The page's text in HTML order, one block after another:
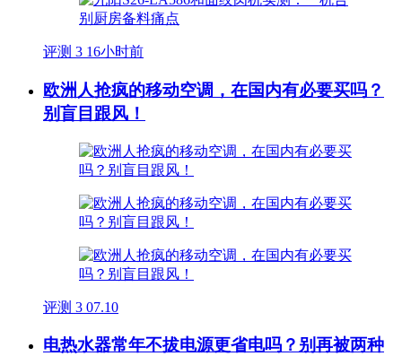
评测 3 16小时前
欧洲人抢疯的移动空调，在国内有必要买吗？
别盲目跟风！
评测 3 07.10
电热水器常年不拔电源更省电吗？别再被两种